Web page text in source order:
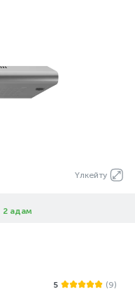
Үлкейту
2 адам
5 (9)